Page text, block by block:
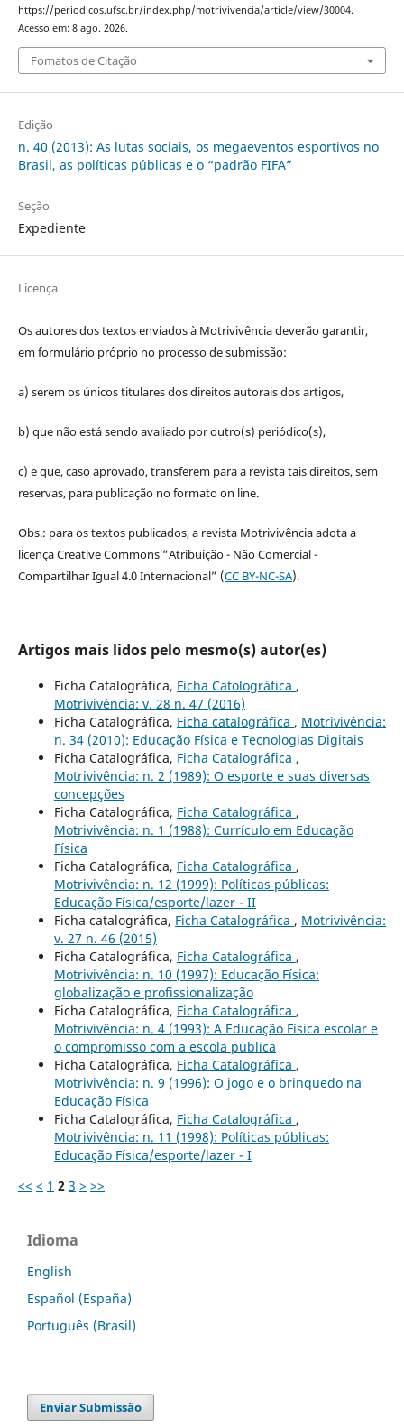
https://periodicos.ufsc.br/index.php/motrivivencia/article/view/30004.
Acesso em: 8 ago. 2026.
Fomatos de Citação
Edição
n. 40 (2013): As lutas sociais, os megaeventos esportivos no
Brasil, as políticas públicas e o “padrão FIFA”
Seção
Expediente
Licença
Os autores dos textos enviados à Motrivivência deverão garantir,
em formulário próprio no processo de submissão:
a) serem os únicos titulares dos direitos autorais dos artigos,
b) que não está sendo avaliado por outro(s) periódico(s),
c) e que, caso aprovado, transferem para a revista tais direitos, sem
reservas, para publicação no formato on line.
Obs.: para os textos publicados, a revista Motrivivência adota a
licença Creative Commons “Atribuição - Não Comercial -
Compartilhar Igual 4.0 Internacional” (CC BY-NC-SA).
Artigos mais lidos pelo mesmo(s) autor(es)
Ficha Catalográfica, Ficha Catolográfica ,
Motrivivência: v. 28 n. 47 (2016)
Ficha Catalográfica, Ficha catalográfica , Motrivivência:
n. 34 (2010): Educação Física e Tecnologias Digitais
Ficha Catalográfica, Ficha Catalográfica ,
Motrivivência: n. 2 (1989): O esporte e suas diversas
concepções
Ficha Catalográfica, Ficha Catalográfica ,
Motrivivência: n. 1 (1988): Currículo em Educação
Física
Ficha Catalográfica, Ficha Catalográfica ,
Motrivivência: n. 12 (1999): Políticas públicas:
Educação Física/esporte/lazer - II
Ficha catalográfica, Ficha Catalográfica , Motrivivência:
v. 27 n. 46 (2015)
Ficha Catalográfica, Ficha Catalográfica ,
Motrivivência: n. 10 (1997): Educação Física:
globalização e profissionalização
Ficha Catalográfica, Ficha Catalográfica ,
Motrivivência: n. 4 (1993): A Educação Física escolar e
o compromisso com a escola pública
Ficha Catalográfica, Ficha Catalográfica ,
Motrivivência: n. 9 (1996): O jogo e o brinquedo na
Educação Física
Ficha Catalográfica, Ficha Catalográfica ,
Motrivivência: n. 11 (1998): Políticas públicas:
Educação Física/esporte/lazer - I
<< < 1 2 3 > >>
Idioma
English
Español (España)
Português (Brasil)
Enviar Submissão